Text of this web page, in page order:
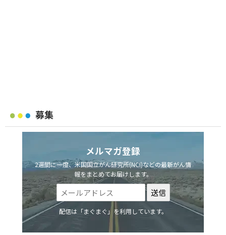
募集
メルマガ登録
2週間に一度、米国国立がん研究所(NCI)などの最新がん情
報をまとめてお届けします。
配信は「まぐまぐ」を利用しています。